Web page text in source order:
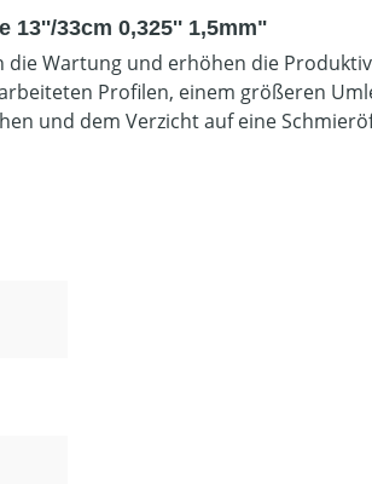
33cm 0,325'' 1,5mm"
die Wartung und erhöhen die
Profilen, einem größeren
und dem Verzicht auf eine